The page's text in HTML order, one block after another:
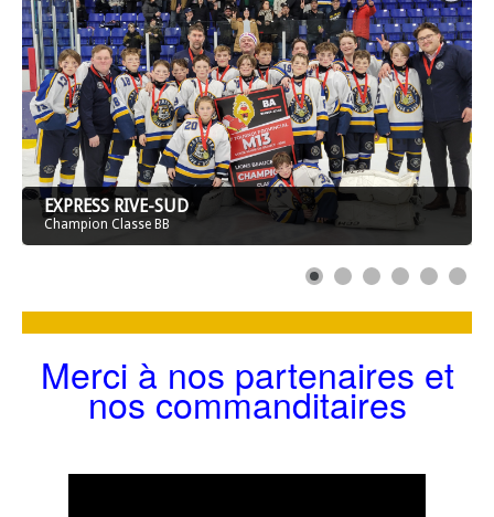
EXPRESS RIVE-SUD
Champion Classe BB
Merci à nos partenaires et
nos commanditaires